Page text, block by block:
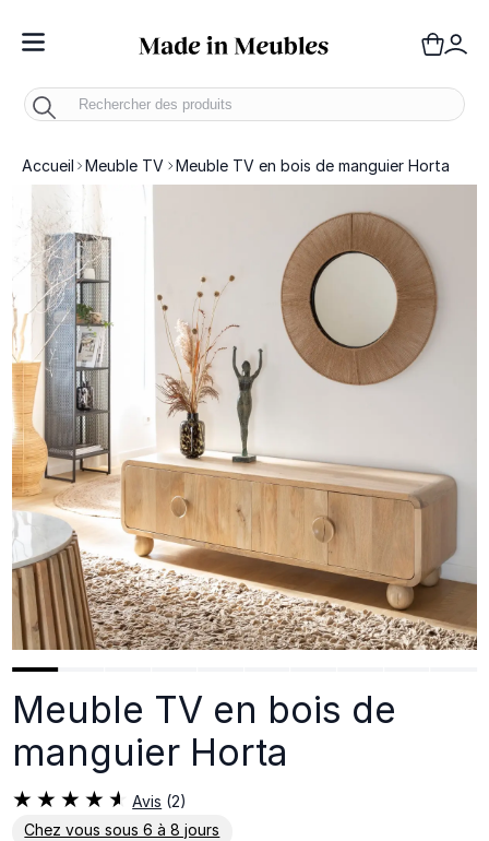
Toggle Nav
Accueil Meuble TV Meuble TV en bois de manguier Horta
Meuble TV en bois de
manguier Horta
Avis (2)
Chez vous sous 6 à 8 jours
En savoir plus sur la livraison